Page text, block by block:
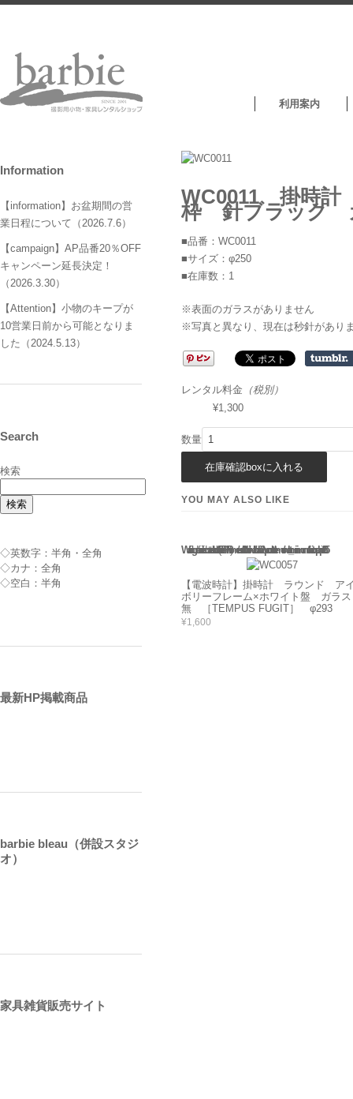
利用案内
WC0011 掛時
枠 針ブラック
■品番：WC0011
■サイズ：φ250
■在庫数：1
※表面のガラスがありません
※写真と異なり、現在は秒針があり
レンタル料金 （税別）
¥1,300
数量
YOU MAY ALSO LIKE
Warning: Use of undefined constant rand - assumed 'rand' (this will throw an Error in a future version of PHP) in/home/users/2/barbie/web/barbie2/wp-content/themes/welcart_minimum/functions.php135
【電波時計】掛時計 ラウンド ア
ボリーフレーム×ホワイト盤 ガラス
無 ［TEMPUS FUGIT］ φ293
¥1,600
Information
【information】お盆期間の営
業日程について（2026.7.6）
【campaign】AP品番20％OFF
キャンペーン延長決定！
（2026.3.30）
【Attention】小物のキープが
10営業日前から可能となりま
した（2024.5.13）
Search
検索
検索
◇英数字：半角・全角
◇カナ：全角
◇空白：半角
最新HP掲載商品
barbie bleau（併設スタジ
オ）
家具雑貨販売サイト